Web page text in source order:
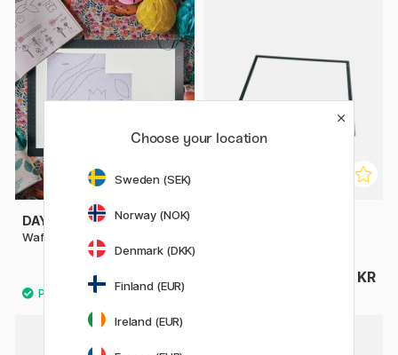
DAYLIGHT
Wafer Lysbord LED A4+
1825 KR
Choose your location
Sweden (SEK)
Norway (NOK)
Denmark (DKK)
Finland (EUR)
Ireland (EUR)